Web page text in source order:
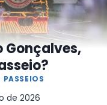
Gonçalves,
PASSEIOS
de 2026